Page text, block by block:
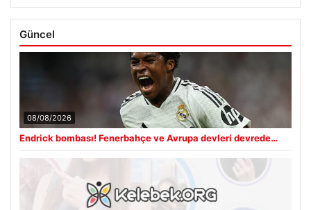
Güncel
08/08/2026
Endrick bombası! Fenerbahçe ve Avrupa devleri devrede…